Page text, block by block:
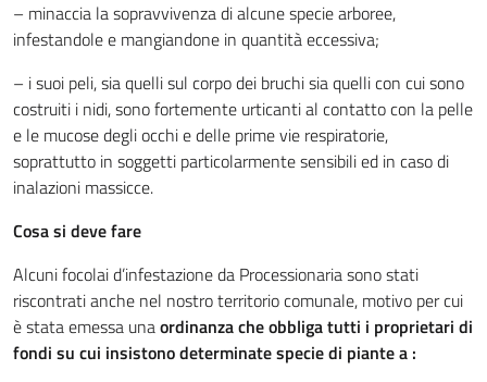
– minaccia la sopravvivenza di alcune specie arboree,
infestandole e mangiandone in quantità eccessiva;
– i suoi peli, sia quelli sul corpo dei bruchi sia quelli con cui sono
costruiti i nidi, sono fortemente urticanti al contatto con la pelle
e le mucose degli occhi e delle prime vie respiratorie,
soprattutto in soggetti particolarmente sensibili ed in caso di
inalazioni massicce.
Cosa si deve fare
Alcuni focolai d’infestazione da Processionaria sono stati
riscontrati anche nel nostro territorio comunale, motivo per cui
è stata emessa unaordinanza che obbliga tutti i proprietari di
fondi su cui insistono determinate specie di piante a :